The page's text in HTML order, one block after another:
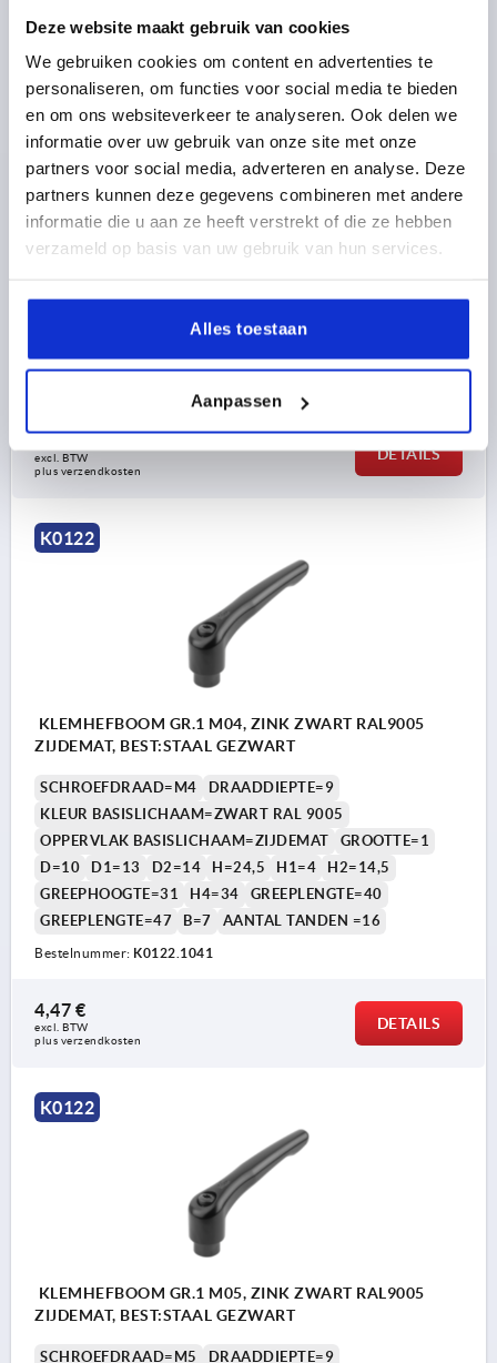
Deze website maakt gebruik van cookies
We gebruiken cookies om content en advertenties te
personaliseren, om functies voor social media te bieden
en om ons websiteverkeer te analyseren. Ook delen we
informatie over uw gebruik van onze site met onze
partners voor social media, adverteren en analyse. Deze
partners kunnen deze gegevens combineren met andere
informatie die u aan ze heeft verstrekt of die ze hebben
verzameld op basis van uw gebruik van hun services.
Alles toestaan
Aanpassen
KLEMHEFBOOM GR.0 M05, ZINK ZWART RAL9005
ZIJDEMAT, BEST:STAAL GEZWART
SCHROEFDRAAD=M5
DRAADDIEPTE=9
KLEUR BASISLICHAAM=ZWART RAL 9005
D=10
D1=13 D2=14 H=24,5 H1=4
H2=14,5
H4=33
GREEPLENGTE=30
4,47 €
excl. BTW
plus verzendkosten
DETAILS
K0122
KLEMHEFBOOM GR.1 M04, ZINK ZWART RAL9005
ZIJDEMAT, BEST:STAAL GEZWART
SCHROEFDRAAD=M4
DRAADDIEPTE=9
KLEUR BASISLICHAAM=ZWART RAL 9005
OPPERVLAK BASISLICHAAM=ZIJDEMAT
GROOTTE=1
D=10
D1=13 D2=14 H=24,5 H1=4
H2=14,5
GREEPHOOGTE=31
H4=34
GREEPLENGTE=40
GREEPLENGTE=47
B=7 AANTAL TANDEN =16
Bestelnummer: K0122.1041
4,47 €
excl. BTW
plus verzendkosten
DETAILS
K0122
KLEMHEFBOOM GR.1 M05, ZINK ZWART RAL9005
ZIJDEMAT, BEST:STAAL GEZWART
SCHROEFDRAAD=M5 DRAADDIEPTE=9